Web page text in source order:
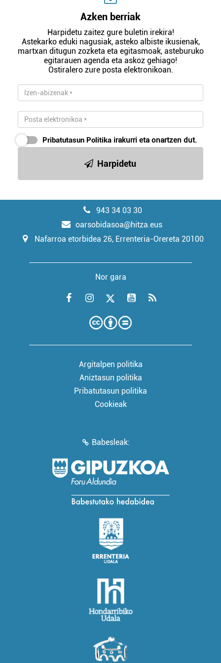
Azken berriak
Harpidetu zaitez gure buletin irekira!
Astekarko eduki nagusiak, asteko albiste ikusienak,
martxan ditugun zozketa eta egitasmoak, asteburuko
egitarauen agenda eta askoz gehiago!
Ostiralero zure posta elektronikoan.
Pribatutasun Politika irakurri eta onartzen dut.
Harpidetu
943 34 03 30
oarsobidasoa@hitza.eus
Nafarroa etorbidea 26, Errenteria-Orereta 20100
Nor gara
Argitalpen politika
Aniztasun politika
Pribatutasun politika
Cookieak
Babesleak: